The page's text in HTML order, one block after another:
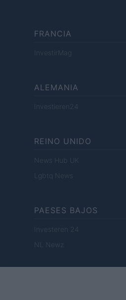
FRANCIA
InvestirMag
ALEMANIA
Investieren24
REINO UNIDO
News Hub UK
Lgbtq News
PAESES BAJOS
Investeren 24
NL Newz